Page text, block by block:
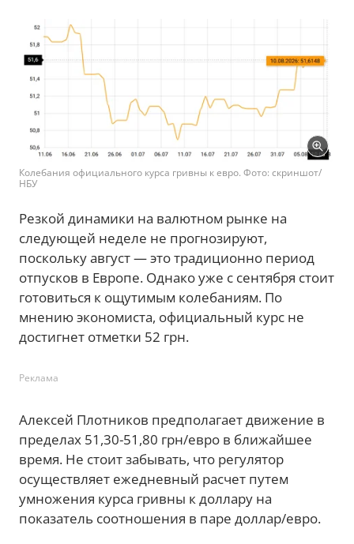
Колебания официального курса гривны к евро. Фото: скриншот/
НБУ
Резкой динамики на валютном рынке на
следующей неделе не прогнозируют,
поскольку август — это традиционно период
отпусков в Европе. Однако уже с сентября стоит
готовиться к ощутимым колебаниям. По
мнению экономиста, официальный курс не
достигнет отметки 52 грн.
Реклама
Алексей Плотников предполагает движение в
пределах 51,30-51,80 грн/евро в ближайшее
время. Не стоит забывать, что регулятор
осуществляет ежедневный расчет путем
умножения курса гривны к доллару на
показатель соотношения в паре доллар/евро.